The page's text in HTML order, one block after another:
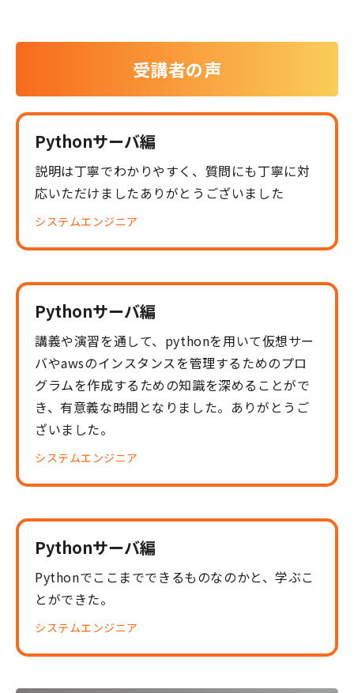
受講者の声
Pythonサーバ編
説明は丁寧でわかりやすく、質問にも丁寧に対
応いただけましたありがとうございました
システムエンジニア
Pythonサーバ編
講義や演習を通して、pythonを用いて仮想サー
バやawsのインスタンスを管理するためのプロ
グラムを作成するための知識を深めることがで
き、有意義な時間となりました。ありがとうご
ざいました。
システムエンジニア
Pythonサーバ編
Pythonでここまでできるものなのかと、学ぶこ
とができた。
システムエンジニア